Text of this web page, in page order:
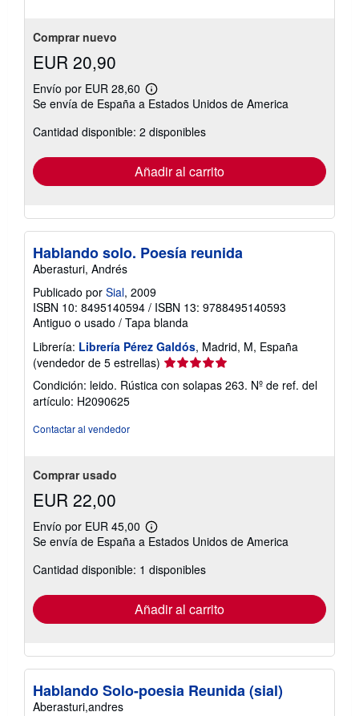
Comprar nuevo
EUR 20,90
Envío por EUR 28,60
Más
información
las
tarifas
envío
Se envía de España a Estados Unidos de America
Cantidad disponible: 2 disponibles
Añadir al carrito
Hablando solo. Poesía reunida
Aberasturi, Andrés
Publicado por Sial, 2009
ISBN 10: 8495140594 / ISBN 13: 9788495140593
Antiguo o usado / Tapa blanda
Librería: Librería Pérez Galdós, Madrid, M, España
(vendedor de 5 estrellas) Calificación
vendedor:
Condición: leido. Rústica con solapas 263. Nº de ref. del
artículo: H2090625
Contactar al vendedor
Comprar usado
EUR 22,00
Envío por EUR 45,00
Más
información
las
tarifas
envío
Se envía de España a Estados Unidos de America
Cantidad disponible: 1 disponibles
Añadir al carrito
Hablando Solo-poesia Reunida (sial)
Aberasturi,andres